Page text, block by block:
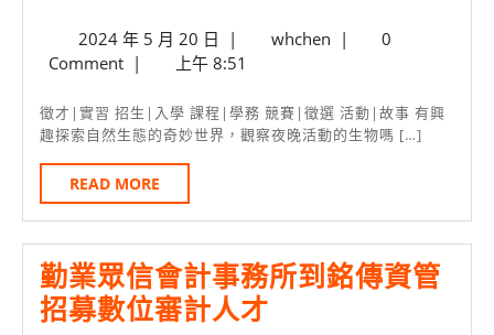
登
山
隊
5/23
你
夜
探
桃
2024 年 5 月 20 日 2024
年
月
20
| whchenwhchen
|
0
Comment | 上午 8:51
徵才|實習 招生|入學 課程|學務 競賽|徵選 活動|故事 有興
趣探索自然生態的奇妙世界，觀察夜晚活動的生物嗎 […]
READ MORE
MORE
勤業眾信會計事務所到銘傳資管
招募數位審計人才